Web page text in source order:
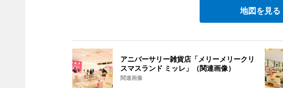
地図を見る
アニバーサリー雑貨店「メリーメリークリ
スマスランド ミッレ」（関連画像）
関連画像